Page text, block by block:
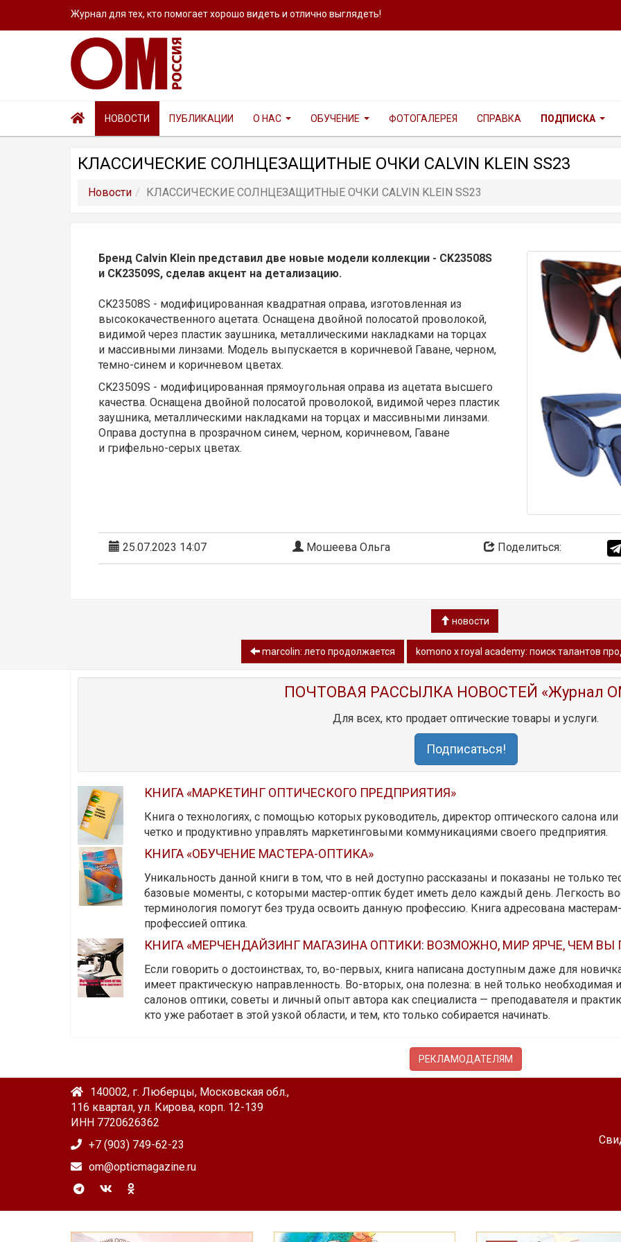
Журнал для тех, кто помогает хорошо видеть и отлично выглядеть!
НОВОСТИ ПУБЛИКАЦИИ О НАС ОБУЧЕНИЕ ФОТОГАЛЕРЕЯ СПРАВКА ПОДПИСКА
КЛАССИЧЕСКИЕ СОЛНЦЕЗАЩИТНЫЕ ОЧКИ CALVIN KLEIN SS23
Новости КЛАССИЧЕСКИЕ СОЛНЦЕЗАЩИТНЫЕ ОЧКИ CALVIN KLEIN SS23
Бренд Calvin Klein представил две новые модели коллекции - CK23508S
и CK23509S, сделав акцент на детализацию.
CK23508S - модифицированная квадратная оправа, изготовленная из
высококачественного ацетата. Оснащена двойной полосатой проволокой,
видимой через пластик заушника, металлическими накладками на торцах
и массивными линзами. Модель выпускается в коричневой Гаване, черном,
темно-синем и коричневом цветах.
CK23509S - модифицированная прямоугольная оправа из ацетата высшего
качества. Оснащена двойной полосатой проволокой, видимой через пластик
заушника, металлическими накладками на торцах и массивными линзами.
Оправа доступна в прозрачном синем, черном, коричневом, Гаване
и грифельно-серых цветах.
25.07.2023 14:07 Мошеева Ольга Поделиться:
новости
marcolin: лето продолжается komono x royal academy: поиск талантов
ПОЧТОВАЯ РАССЫЛКА НОВОСТЕЙ «Журнал
Для всех, кто продает оптические товары и услуги.
Подписаться!
КНИГА «МАРКЕТИНГ ОПТИЧЕСКОГО ПРЕДПРИЯТИЯ»
Книга о технологиях, с помощью которых руководитель, директор оптического салона
четко и продуктивно управлять маркетинговыми коммуникациями своего предприятия.
КНИГА «ОБУЧЕНИЕ МАСТЕРА-ОПТИКА»
Уникальность данной книги в том, что в ней доступно рассказаны и показаны не только
базовые моменты, с которыми мастер-оптик будет иметь дело каждый день. Легкость
терминология помогут без труда освоить данную профессию. Книга адресована
профессией оптика.
КНИГА «МЕРЧЕНДАЙЗИНГ МАГАЗИНА ОПТИКИ: ВОЗМОЖНО, МИР ЯРЧЕ, ЧЕМ ВЫ
Если говорить о достоинствах, то, во-первых, книга написана доступным даже для
имеет практическую направленность. Во-вторых, она полезна: в ней только необходимая
салонов оптики, советы и личный опыт автора как специалиста — преподавателя и
кто уже работает в этой узкой области, и тем, кто только собирается начинать.
РЕКЛАМОДАТЕЛЯМ
140002, г. Люберцы, Московская обл.,
116 квартал, ул. Кирова, корп. 12-139
ИНН 7720626362
+7 (903) 749-62-23
om@opticmagazine.ru